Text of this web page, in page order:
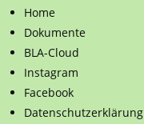
Home
Dokumente
BLA-Cloud
Instagram
Facebook
Datenschutzerklärung